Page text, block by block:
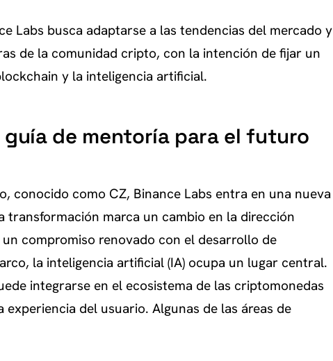
Labs busca adaptarse a las tendencias del mercado y
de la comunidad cripto, con la intención de fijar un
y la inteligencia artificial.
guía de mentoría para el futuro
conocido como CZ, Binance Labs entra en una nueva
transformación marca un cambio en la dirección
compromiso renovado con el desarrollo de
la inteligencia artificial (IA) ocupa un lugar central.
integrarse en el ecosistema de las criptomonedas
del usuario. Algunas de las áreas de